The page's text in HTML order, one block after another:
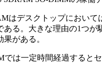
はデスクトップにおいて
ある。大きな理由の1つ
がある。
は一定時間経過すると